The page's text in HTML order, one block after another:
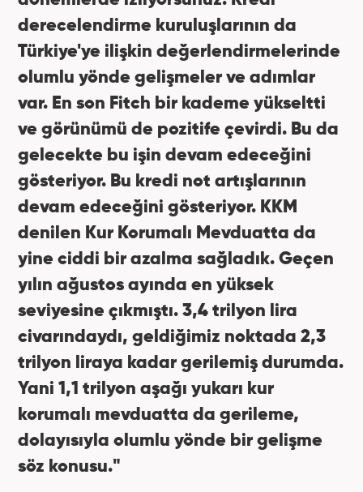
derecelendirme kuruluşlarının da
Türkiye'ye ilişkin değerlendirmelerinde
olumlu yönde gelişmeler ve adımlar
var. En son Fitch bir kademe yükseltti
ve görünümü de pozitife çevirdi. Bu da
gelecekte bu işin devam edeceğini
gösteriyor. Bu kredi not artışlarının
devam edeceğini gösteriyor. KKM
denilen Kur Korumalı Mevduatta da
yine ciddi bir azalma sağladık. Geçen
yılın ağustos ayında en yüksek
seviyesine çıkmıştı. 3,4 trilyon lira
civarındaydı, geldiğimiz noktada 2,3
trilyon liraya kadar gerilemiş durumda.
Yani 1,1 trilyon aşağı yukarı kur
korumalı mevduatta da gerileme,
dolayısıyla olumlu yönde bir gelişme
söz konusu."